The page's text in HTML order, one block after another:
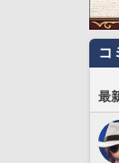
コ
最